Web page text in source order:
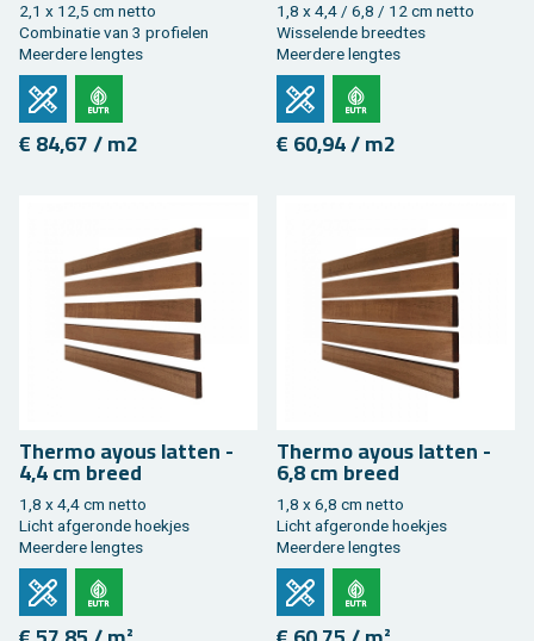
2,1 x 12,5 cm netto
Com­bi­na­tie van 3 pro­fie­len
Meer­de­re leng­tes
€ 84,67 / m2
1,8 x 4,4 / 6,8 / 12 cm netto
Wis­se­len­de breed­tes
Meer­de­re leng­tes
€ 60,94 / m2
Ther­mo ayous lat­ten -
4,4 cm breed
1,8 x 4,4 cm netto
Licht af­ge­ron­de hoek­jes
Meer­de­re leng­tes
Ther­mo ayous lat­ten -
6,8 cm breed
1,8 x 6,8 cm netto
Licht af­ge­ron­de hoek­jes
Meer­de­re leng­tes